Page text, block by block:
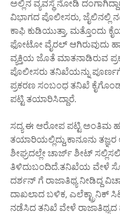
ಅಲ್ಲಿನ ವ್ಯವಸ್ಥೆ ನೋಡಿ
ವಿಭಾಗದ ಪೊಲೀಸರು, ಜೈಲಿನಲ್ಲಿ
ಕಾಫಿ ಕುಡಿಯುತ್ತಾ, ಮತ್ತೊಂದು
ಫೋಟೋ ವೈರಲ್ ಆಗಿರುವುದು
ವ್ಯಕ್ತಿಯ ಜೊತೆ ಮಾತನಾಡಿರುವ
ಪೊಲೀಸರು ತನಿಖೆಯನ್ನು
ಪ್ರಕರಣ ಸಂಬಂಧ ತನಿಖೆ
ಪಟ್ಟಿ ತಯಾರಿಸಿದ್ದಾರೆ.
ಸದ್ಯ ಈ ಆರೋಪ ಪಟ್ಟಿ ಅಂತಿಮ
ತಯಾರಿಯಲ್ಲಿದ್ದು,ಕಾನೂನು
ಶೀಘ್ರದಲ್ಲೇ ಚಾರ್ಜ್ ಶೀಟ್
ತಿಳಿದುಬಂದಿದೆ.ತನಿಖೆಯ ವೇಳೆ
ದರ್ಶನ್ ಗೆ ರಾಜಾತಿಥ್ಯ ನೀಡಿದ್ದ
ದಾಖಲಾದ ಬಳಿಕ, ಎಲೆಕ್ಟ್ರಾನಿಕ್
ನಡೆಸಿದ ತನಿಖೆ ವೇಳೆ ರಾಜಾತಿಥ್ಯದ